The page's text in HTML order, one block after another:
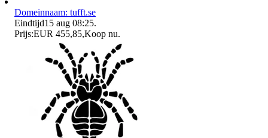
Domeinnaam: tufft.se
Eindtijd15 aug 08:25.
Prijs:EUR 455,85,Koop nu.